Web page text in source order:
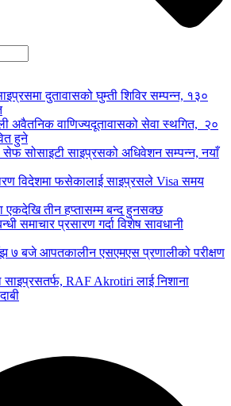
दुतावासको घुम्ती शिविर सम्पन्न, १३०
अवैतनिक वाणिज्यदूतावासको सेवा स्थगित, २०
हुने
सेफ सोसाइटी साइप्रसको अधिवेशन सम्पन्न, नयाँ
विदेशमा फसेकालाई साइप्रसले Visa समय
एकदेखि तीन हप्तासम्म बन्द हुनसक्छ
समाचार प्रसारण गर्दा विशेष सावधानी
७ बजे आपतकालीन एसएमएस प्रणालीको परीक्षण
साइप्रसतर्फ, RAF Akrotiri लाई निशाना